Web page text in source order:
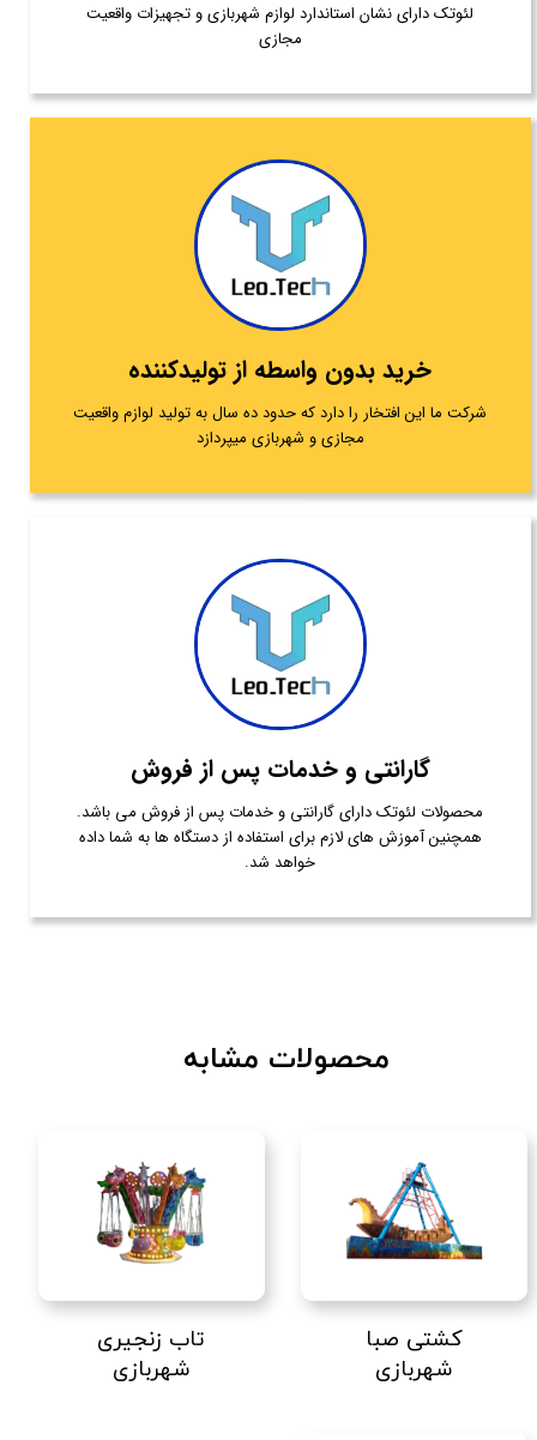
لئوتک دارای نشان استاندارد لوازم شهربازی و تجهیزات واقعیت
مجازی
خرید بدون واسطه از تولیدکننده
شرکت ما این افتخار را دارد که حدود ده سال به تولید لوازم واقعیت
مجازی و شهربازی میپردازد
گارانتی و خدمات پس از فروش
محصولات لئوتک دارای گارانتی و خدمات پس از فروش می باشد.
همچنین آموزش های لازم برای استفاده از دستگاه ها به شما داده
خواهد شد.
کشتی صبا
شهربازی
تاب زنجیری
شهربازی
محصولات مشابه